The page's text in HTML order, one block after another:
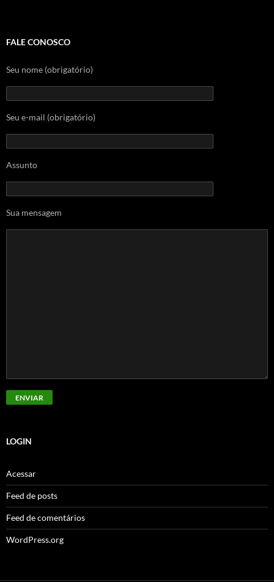
FALE CONOSCO
Seu nome (obrigatório)
Seu e-mail (obrigatório)
Assunto
Sua mensagem
LOGIN
Acessar
Feed de posts
Feed de comentários
WordPress.org